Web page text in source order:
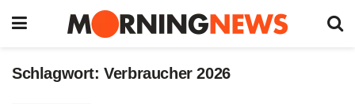
Schlagwort:Verbraucher 2026